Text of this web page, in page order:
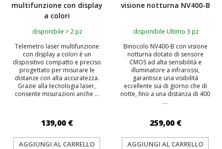
multifunzione con display
a colori
disponibile > 2 pz
Telemetro laser multifunzione
con display a colori è un
dispositivo compatto e preciso
progettato per misurare le
distanze con alta accuratezza.
Grazie alla tecnologia laser,
consente misurazioni anche ...
139,00 €
AGGIUNGI AL CARRELLO
visione notturna NV400-B
disponibile Ultimo 3 pz
Binocolo NV400-B con visione
notturna dotato di sensore
CMOS ad alta sensibilità e
illuminatore a infrarossi,
garantisce una visibilità
eccellente sia di giorno che di
notte, fino a una distanza di 400
...
259,00 €
AGGIUNGI AL CARRELLO